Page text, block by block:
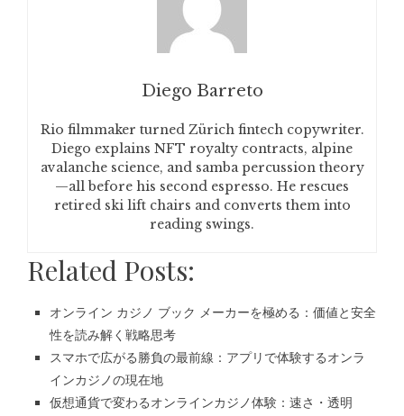
Diego Barreto
Rio filmmaker turned Zürich fintech copywriter.
Diego explains NFT royalty contracts, alpine
avalanche science, and samba percussion theory
—all before his second espresso. He rescues
retired ski lift chairs and converts them into
reading swings.
Related Posts:
オンライン カジノ ブック メーカーを極める：価値と安全
性を読み解く戦略思考
スマホで広がる勝負の最前線：アプリで体験するオンラ
インカジノの現在地
仮想通貨で変わるオンラインカジノ体験：速さ・透明